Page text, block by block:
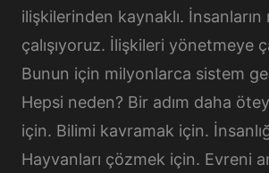
ilişkilerinden kaynaklı.
çalışıyoruz. İlişkileri yönetmeye
Bunun için milyonlarca sistem
Hepsi neden? Bir adım daha
için. Bilimi kavramak için.
Hayvanları çözmek için. Evreni